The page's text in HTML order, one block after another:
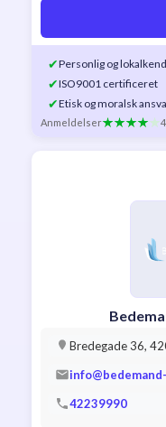
✔Personlig og
✔ISO9001 certificeret
✔Etisk og moralsk
Anmeldelser
Bredegade 36,
42239990